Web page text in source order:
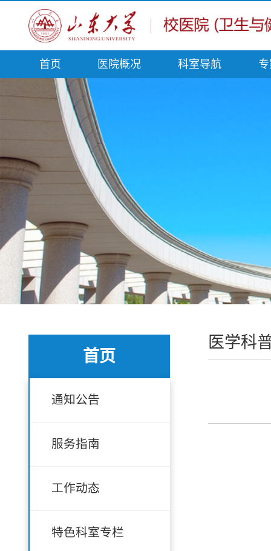
首页 医院概况 科室导航
首页
通知公告
服务指南
工作动态
特色科室专栏
医学科